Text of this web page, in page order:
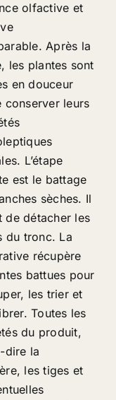
olfactive et
Après la
les plantes sont
en douceur
conserver leurs
L’étape
est le battage
sèches. Il
de détacher les
du tronc. La
récupère
battues pour
les trier et
Toutes les
du produit,
dire la
les tiges et